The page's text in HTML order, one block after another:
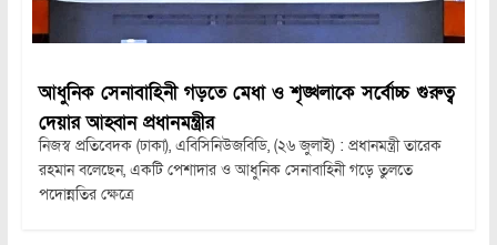
আধুনিক সেনাবাহিনী গড়তে মেধা ও শৃঙ্খলাকে সর্বোচ্চ গুরুত্ব
দেয়ার আহ্বান প্রধানমন্ত্রীর
নিজস্ব প্রতিবেদক (ঢাকা), এবিসিনিউজবিডি, (২৬ জুলাই) : প্রধানমন্ত্রী তারেক
রহমান বলেছেন, একটি পেশাদার ও আধুনিক সেনাবাহিনী গড়ে তুলতে
পদোন্নতির ক্ষেত্রে